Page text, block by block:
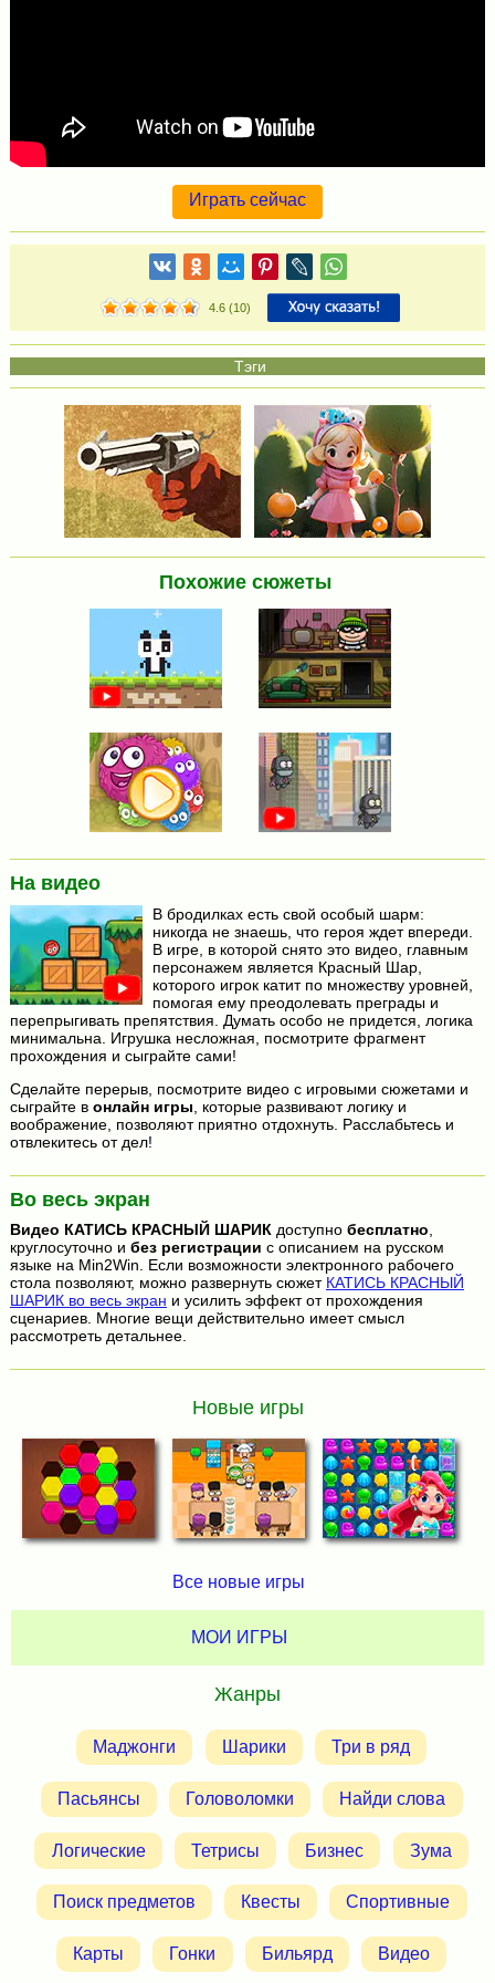
Играть сейчас
4.6(10)
Похожие сюжеты
На видео
В бродилках есть свой особый шарм:
никогда не знаешь, что героя ждет впереди.
В игре, в которой снято это видео, главным
персонажем является Красный Шар,
которого игрок катит по множеству уровней,
помогая ему преодолевать преграды и
перепрыгивать препятствия. Думать особо не придется, логика
минимальна. Игрушка несложная, посмотрите фрагмент
прохождения и сыграйте сами!
Сделайте перерыв, посмотрите видео с игровыми сюжетами и
сыграйте в онлайн игры, которые развивают логику и
воображение, позволяют приятно отдохнуть. Расслабьтесь и
отвлекитесь от дел!
Во весь экран
Видео КАТИСЬ КРАСНЫЙ ШАРИКдоступно бесплатно,
круглосуточно и без регистрации с описанием на русском
языке на Min2Win. Если возможности электронного рабочего
стола позволяют, можно развернуть сюжет КАТИСЬ КРАСНЫЙ
ШАРИК во весь экран и усилить эффект от прохождения
сценариев. Многие вещи действительно имеет смысл
рассмотреть детальнее.
Новые игры
Все новые игры
МОИ ИГРЫ
Жанры
Маджонги Шарики Три в ряд
Пасьянсы Головоломки Найди слова
Логические Тетрисы Бизнес Зума
Поиск предметов Квесты Спортивные
Карты Гонки Бильярд Видео